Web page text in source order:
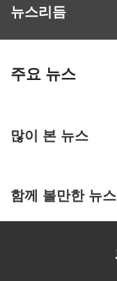
뉴스리듬
주요 뉴스
많이 본 뉴스
함께 볼만한 뉴스